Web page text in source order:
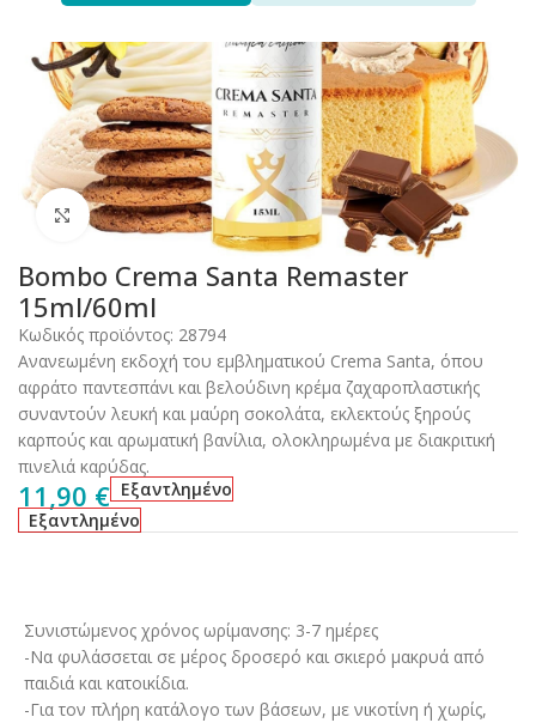
Click to enlarge
Bombo Crema Santa Remaster
15ml/60ml
Κωδικός προϊόντος: 28794
Ανανεωμένη εκδοχή του εμβληματικού Crema Santa, όπου
αφράτο παντεσπάνι και βελούδινη κρέμα ζαχαροπλαστικής
συναντούν λευκή και μαύρη σοκολάτα, εκλεκτούς ξηρούς
καρπούς και αρωματική βανίλια, ολοκληρωμένα με διακριτική
πινελιά καρύδας.
11,90 € Εξαντλημένο
Εξαντλημένο
Συνιστώμενος χρόνος ωρίμανσης: 3-7 ημέρες
-Να φυλάσσεται σε μέρος δροσερό και σκιερό μακρυά από
παιδιά και κατοικίδια.
-Για τον πλήρη κατάλογο των βάσεων, με νικοτίνη ή χωρίς,